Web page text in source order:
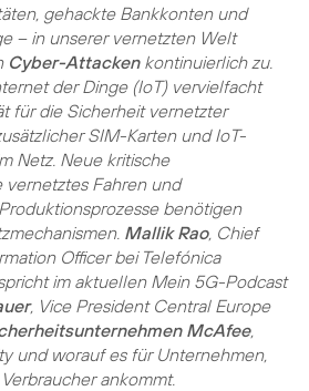
gehackte Bankkonten und
– in unserer vernetzten Welt
Cyber-Attackenkontinuierlich zu.
der Dinge (IoT) vervielfacht
für die Sicherheit vernetzter
SIM-Karten und IoT-
Netz. Neue kritische
Fahren und
benötigen
Mallik Rao, Chief
Officer bei Telefónica
im aktuellen Mein 5G-Podcast
, Vice President Central Europe
McAfee,
und worauf es für Unternehmen,
ankommt.